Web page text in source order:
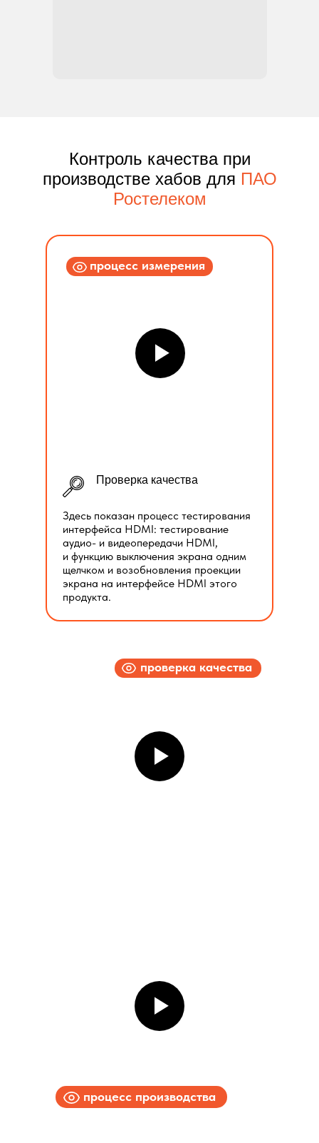
Контроль качества при
производстве хабов для ПАО
Ростелеком
проверка качества
процесс производства
Проверка качества
Здесь показан процесс тестирования
интерфейса HDMI: тестирование
аудио- и видеопередачи HDMI,
и функцию выключения экрана одним
щелчком и возобновления проекции
экрана на интерфейсе HDMI этого
продукта.
процесс измерения